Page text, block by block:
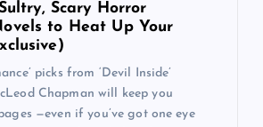
Scary Horror
to Heat Up Your
picks from ‘Devil Inside’
Chapman will keep you
—even if you’ve got one eye